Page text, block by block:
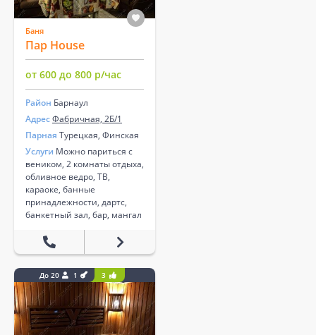
Баня
Пар House
от 600 до 800 р/час
Район Барнаул
АдресФабричная, 2Б/1
Парная Турецкая, Финская
Услуги Можно париться с
веником, 2 комнаты отдыха,
обливное ведро, ТВ,
караоке, банные
принадлежности, дартс,
банкетный зал, бар, мангал
До 20 1 3